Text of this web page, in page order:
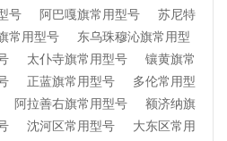
号 阿巴嘎旗常用型号
苏尼特
常用型号
东乌珠穆沁旗常用型
太仆寺旗常用型号
镶黄旗常
正蓝旗常用型号
多伦常用型
阿拉善右旗常用型号
额济纳旗
沈河区常用型号
大东区常用